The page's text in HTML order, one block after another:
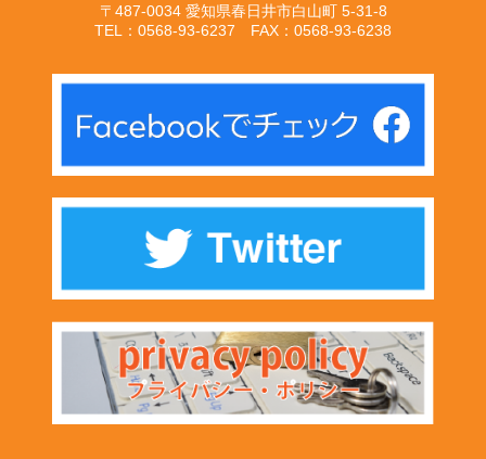
〒487-0034 愛知県春日井市白山町 5-31-8
TEL：0568-93-6237 FAX：0568-93-6238